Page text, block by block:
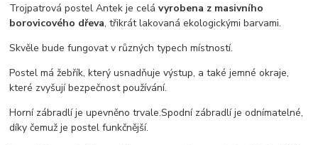
Trojpatrová postel Antek je celávyrobena z masivního
borovicového dřeva, třikrát lakovaná ekologickými barvami.
Skvěle bude fungovat v různých typech místností.
Postel má žebřík, který usnadňuje výstup, a také jemné okraje,
které zvyšují bezpečnost používání.
Horní zábradlí je upevněno trvale.Spodní zábradlí je odnímatelné,
díky čemuž je postel funkčnější.